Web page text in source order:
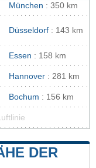
München : 350 km
Düsseldorf : 143 km
Essen : 158 km
Hannover : 281 km
Bochum : 156 km
DER